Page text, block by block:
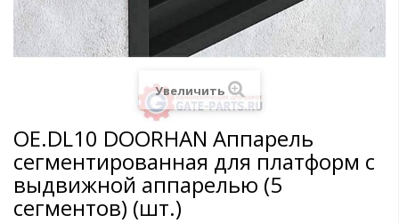
Увеличить
OE.DL10 DOORHAN Аппарель
сегментированная для платформ с
выдвижной аппарелью (5
сегментов) (шт.)